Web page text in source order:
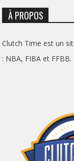
À PROPOS
Clutch Time est un
: NBA, FIBA et FFBB.